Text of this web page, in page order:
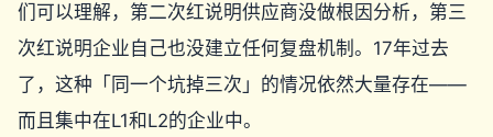
们可以理解，第二次红说明供应商没做根因分析，第三
次红说明企业自己也没建立任何复盘机制。17年过去
了，这种「同一个坑掉三次」的情况依然大量存在——
而且集中在L1和L2的企业中。